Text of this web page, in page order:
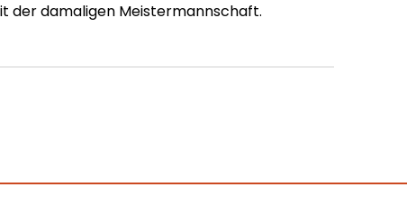
der damaligen Meistermannschaft.